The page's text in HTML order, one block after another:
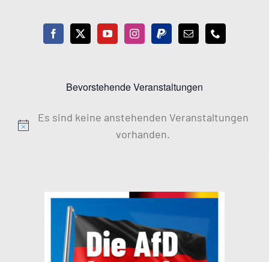
Bevorstehende Veranstaltungen
Hinweis
Es sind keine anstehenden Veranstaltungen
vorhanden.